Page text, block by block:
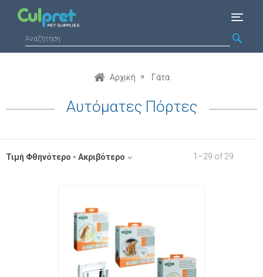
Αρχική Γάτα
Αυτόματες Πόρτες
1 –29 of 29
Τιμή Φθηνότερο - Ακριβότερο